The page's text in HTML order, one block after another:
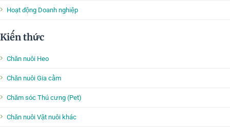
Hoạt động Doanh nghiệp
Kiến thức
Chăn nuôi Heo
Chăn nuôi Gia cầm
Chăm sóc Thú cưng (Pet)
Chăn nuôi Vật nuôi khác